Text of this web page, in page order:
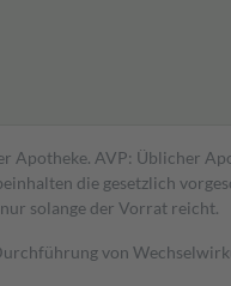
Apotheke. AVP: Üblicher
die gesetzlich
solange der Vorrat reicht.
von